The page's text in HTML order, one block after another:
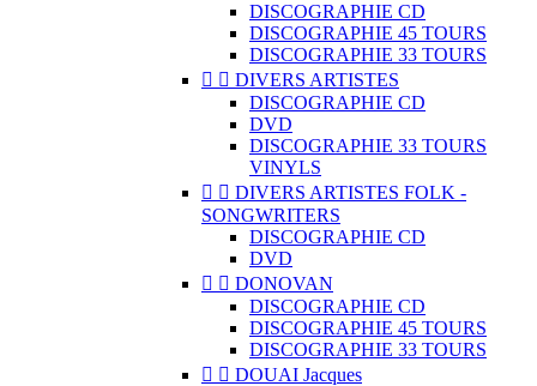
DISCOGRAPHIE CD
DISCOGRAPHIE 45 TOURS
DISCOGRAPHIE 33 TOURS
  DIVERS ARTISTES
DISCOGRAPHIE CD
DVD
DISCOGRAPHIE 33 TOURS
VINYLS
  DIVERS ARTISTES FOLK -
SONGWRITERS
DISCOGRAPHIE CD
DVD
  DONOVAN
DISCOGRAPHIE CD
DISCOGRAPHIE 45 TOURS
DISCOGRAPHIE 33 TOURS
  DOUAI Jacques